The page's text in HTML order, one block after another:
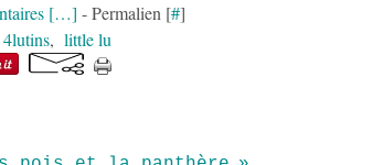
[…] - Permalien [#]
4lutins, little lu